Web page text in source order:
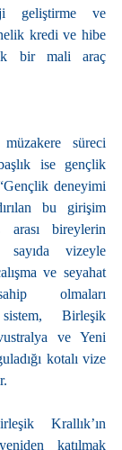
geliştirme ve
kredi ve hibe
bir mali araç
süreci
ise gençlik
deneyimi
bu girişim
arası bireylerin
sayıda vizeyle
ve seyahat
olmaları
Birleşik
ve Yeni
kotalı vize
Krallık’ın
katılmak